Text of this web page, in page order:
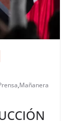
,Mañanera